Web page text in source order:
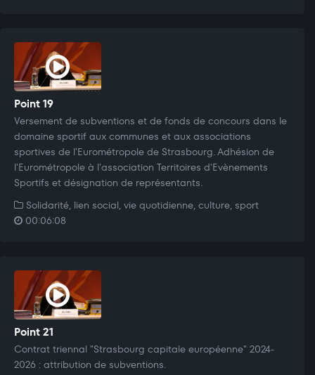
Point 19
Versement de subventions et de fonds de concours dans le
domaine sportif aux communes et aux associations
sportives de l'Eurométropole de Strasbourg. Adhésion de
l'Eurométropole à l'association Territoires d'Evènements
Sportifs et désignation de représentants.
Solidarité, lien social, vie quotidienne, culture, sport
00:06:08
Point 21
Contrat triennal "Strasbourg capitale européenne" 2024-
2026 : attribution de subventions.